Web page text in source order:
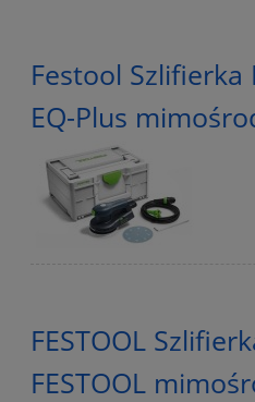
Festool Szlifierka
EQ-Plus
FESTOOL
FESTOOL